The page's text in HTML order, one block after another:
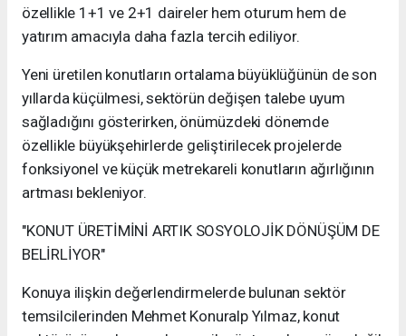
özellikle 1+1 ve 2+1 daireler hem oturum hem de
yatırım amacıyla daha fazla tercih ediliyor.
Yeni üretilen konutların ortalama büyüklüğünün de son
yıllarda küçülmesi, sektörün değişen talebe uyum
sağladığını gösterirken, önümüzdeki dönemde
özellikle büyükşehirlerde geliştirilecek projelerde
fonksiyonel ve küçük metrekareli konutların ağırlığının
artması bekleniyor.
"KONUT ÜRETİMİNİ ARTIK SOSYOLOJİK DÖNÜŞÜM DE
BELİRLİYOR"
Konuya ilişkin değerlendirmelerde bulunan sektör
temsilcilerinden Mehmet Konuralp Yılmaz, konut